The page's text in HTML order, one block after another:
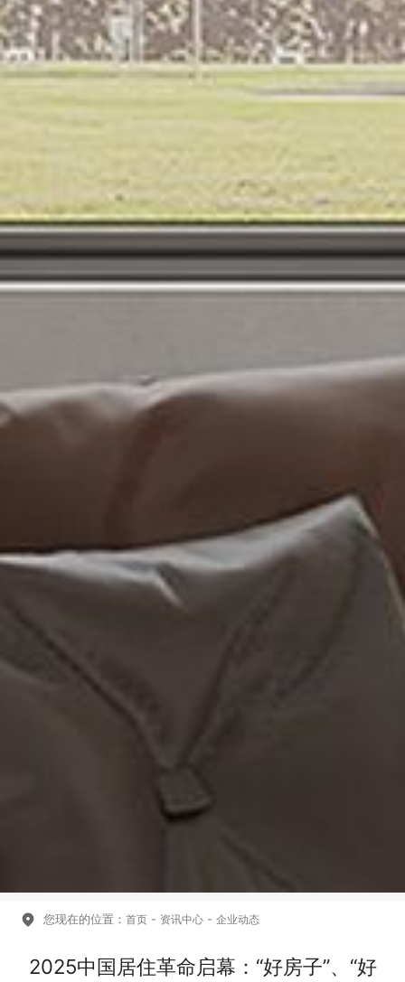
您现在的位置：首页 - 资讯中心 -企业动态
2025中国居住革命启幕：“好房子”、“好